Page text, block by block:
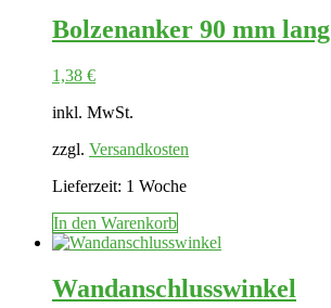
Bolzenanker 90 mm lang
1,38 €
inkl. MwSt.
zzgl. Versandkosten
Lieferzeit: 1 Woche
In den Warenkorb
Wandanschlusswinkel